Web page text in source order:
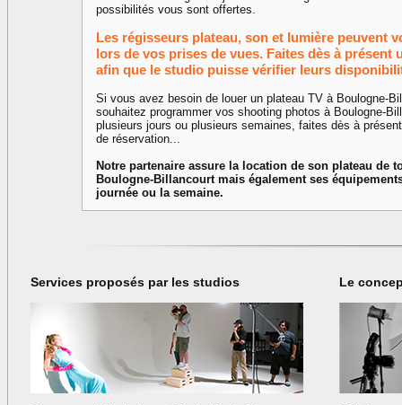
possibilités vous sont offertes.
Les régisseurs plateau, son et lumière peuvent
lors de vos prises de vues. Faites dès à présent
afin que le studio puisse vérifier leurs
Si vous avez besoin de louer un plateau TV à Boulogne-
souhaitez programmer vos shooting photos à Boulogne-
plusieurs jours ou plusieurs semaines, faites dès à
de réservation...
Notre partenaire assure la location de son plateau de
Boulogne-Billancourt mais également ses
journée ou la semaine.
Services proposés par les studios Le